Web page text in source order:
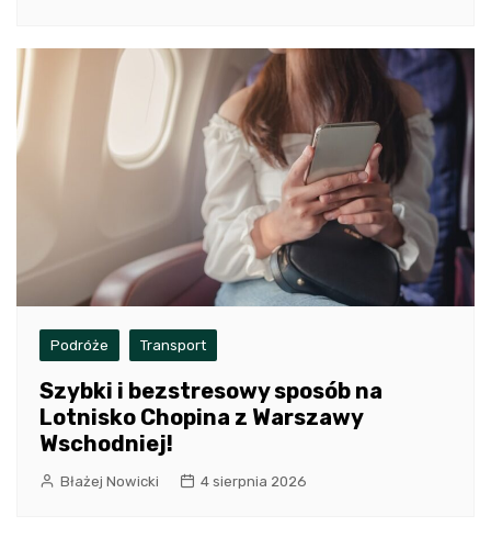
Podróże Transport
Szybki i bezstresowy sposób na
Lotnisko Chopina z Warszawy
Wschodniej!
Błażej Nowicki 4 sierpnia 2026